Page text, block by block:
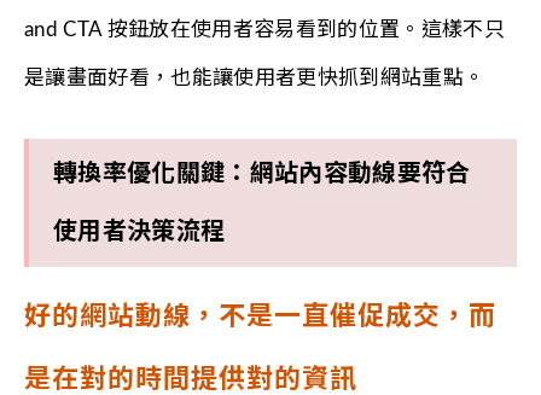
and CTA 按鈕放在使用者容易看到的位置。這樣不只
是讓畫面好看，也能讓使用者更快抓到網站重點。
轉換率優化關鍵：網站內容動線要符合
使用者決策流程
好的網站動線，不是一直催促成交，而
是在對的時間提供對的資訊